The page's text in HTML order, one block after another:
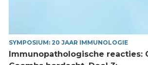
SYMPOSIUM: 20 JAAR IMMUNOLOGIE
Immunopathologische reacties: